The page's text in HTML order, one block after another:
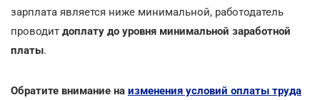
зарплата является ниже минимальной, работодатель
проводит доплату до уровня минимальной заработной
платы.
Обратите внимание на изменения условий оплаты труда